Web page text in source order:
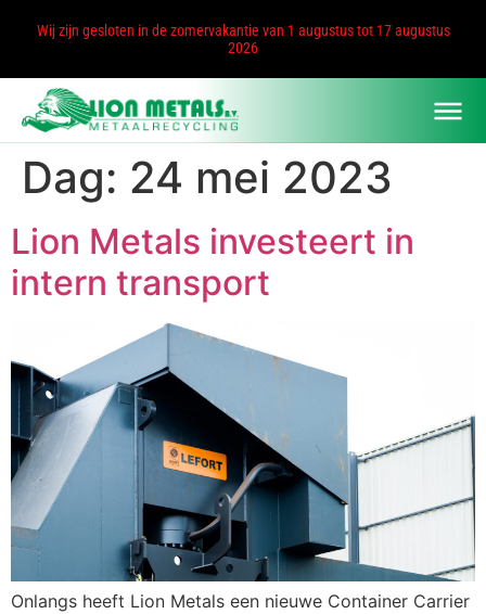
Wij zijn gesloten in de zomervakantie van 1 augustus tot 17 augustus
2026
Dag: 24 mei 2023
Lion Metals investeert in
intern transport
Onlangs heeft Lion Metals een nieuwe Container Carrier